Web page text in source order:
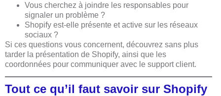
Vous cherchez à joindre les responsables pour
signaler un problème ?
Shopify est-elle présente et active sur les réseaux
sociaux ?
Si ces questions vous concernent, découvrez sans plus
tarder la présentation de Shopify, ainsi que les
coordonnées pour communiquer avec le support client.
Tout ce qu’il faut savoir sur Shopify